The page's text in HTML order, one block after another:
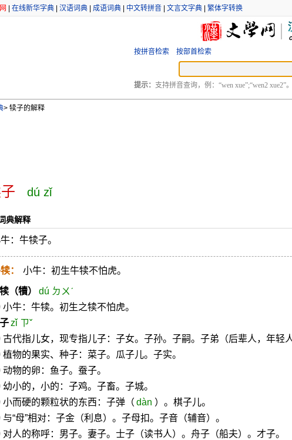
在线新华字典| 汉语词典| 成语词典| 中文转拼音| 文言文字典| 繁体字转换
按拼音检索 按部首检索
提示： 支持拼音查询，例：“wen xue”;“wen2 xue2”
>犊子的解释
dú zǐ
典解释
：牛犊子。
： 小牛：初生牛犊不怕虎。
犊（犢）
dú ㄉㄨˊ
牛：牛犊。初生之犊不怕虎。
子 zǐ ㄗˇ
代指儿女，现专指儿子：子女。子孙。子嗣。子弟（后辈人，年轻人
物的果实、种子：菜子。瓜子儿。子实。
物的卵：鱼子。蚕子。
小的，小的：子鸡。子畜。子城。
而硬的颗粒状的东西：子弹（ dàn ）。棋子儿。
“母”相对：子金（利息）。子母扣。子音（辅音）。
人的称呼：男子。妻子。士子（读书人）。舟子（船夫）。才子。